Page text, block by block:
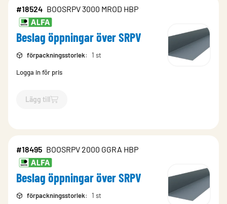
#18524 BOOSRPV 3000 MROD HBP
Beslag öppningar över SRPV
förpackningsstorlek: 1 st
Logga in för pris
Lägg till
`$Lägg till
#18495 BOOSRPV 2000 GGRA HBP
Beslag öppningar över SRPV
förpackningsstorlek: 1 st